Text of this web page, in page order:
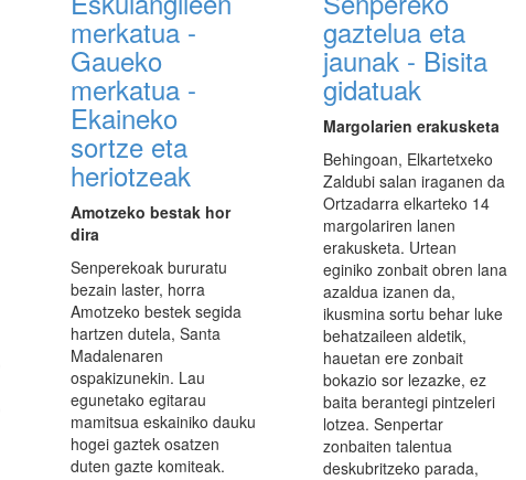
merkatua -
Gaueko
merkatua -
Ekaineko
sortze eta
heriotzeak
Amotzeko bestak hor
dira
Senperekoak bururatu
bezain laster, horra
Amotzeko bestek segida
hartzen dutela, Santa
Madalenaren
ospakizunekin. Lau
egunetako egitarau
mamitsua eskainiko dauku
hogei gaztek osatzen
duten gazte komiteak.
gaztelua eta
jaunak - Bisita
gidatuak
Margolarien erakusketa
Behingoan, Elkartetxeko
Zaldubi salan iraganen da
Ortzadarra elkarteko 14
margolariren lanen
erakusketa. Urtean
eginiko zonbait obren lana
azaldua izanen da,
ikusmina sortu behar luke
behatzaileen aldetik,
hauetan ere zonbait
bokazio sor lezazke, ez
baita berantegi pintzeleri
lotzea. Senpertar
zonbaiten talentua
deskubritzeko parada,